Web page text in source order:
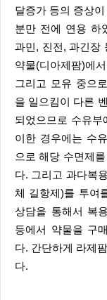
달증가 등의 증상
분만 전에 연용 하였으면 출산 후 신생아에게 금단증상(신경
과민, 진전, 과긴장
약물(디아제팜)에
그리고 모유 중으로 이행되어 신생아에게 기면, 체중감소 등
을 일으킴이 다른
되었으므로 수유
이한 경우에는 수
으로 해당 수면제
다. 그리고 과다복
체 길항제)를 투여
상담을 통해서 복
등에서 약물을 구
다. 간단하게 라제
다.